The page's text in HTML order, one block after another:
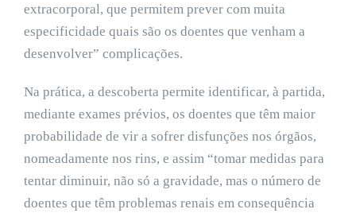
extracorporal, que permitem prever com muita
especificidade quais são os doentes que venham a
desenvolver” complicações.
Na prática, a descoberta permite identificar, à partida,
mediante exames prévios, os doentes que têm maior
probabilidade de vir a sofrer disfunções nos órgãos,
nomeadamente nos rins, e assim “tomar medidas para
tentar diminuir, não só a gravidade, mas o número de
doentes que têm problemas renais em consequência